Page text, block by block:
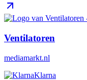
Ventilatoren
mediamarkt.nl
Klarna